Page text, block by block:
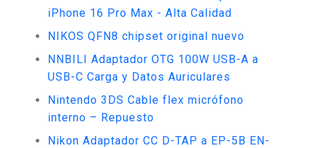
iPhone 16 Pro Max - Alta Calidad
NIKOS QFN8 chipset original nuevo
NNBILI Adaptador OTG 100W USB-A a
USB-C Carga y Datos Auriculares
Nintendo 3DS Cable flex micrófono
interno – Repuesto
Nikon Adaptador CC D-TAP a EP-5B EN-